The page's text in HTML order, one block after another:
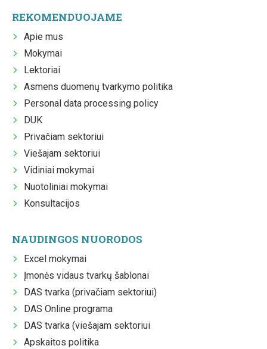
REKOMENDUOJAME
Apie mus
Mokymai
Lektoriai
Asmens duomenų tvarkymo politika
Personal data processing policy
DUK
Privačiam sektoriui
Viešajam sektoriui
Vidiniai mokymai
Nuotoliniai mokymai
Konsultacijos
NAUDINGOS NUORODOS
Excel mokymai
Įmonės vidaus tvarkų šablonai
DAS tvarka (privačiam sektoriui)
DAS Online programa
DAS tvarka (viešajam sektoriui
Apskaitos politika